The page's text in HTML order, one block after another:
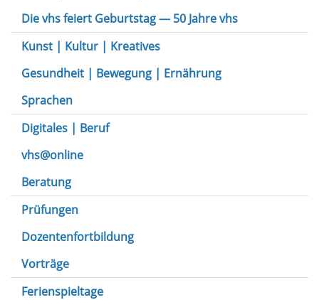
Die vhs feiert Geburtstag — 50 Jahre vhs
Kunst | Kultur | Kreatives
Gesundheit | Bewegung | Ernährung
Sprachen
Digitales | Beruf
vhs@online
Beratung
Prüfungen
Dozentenfortbildung
Vorträge
Ferienspieltage